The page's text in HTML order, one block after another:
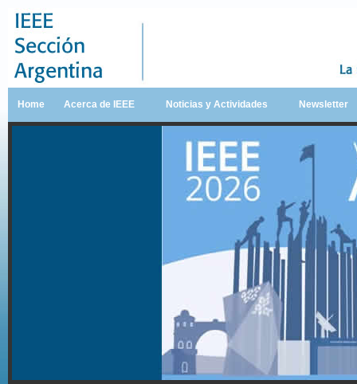
Home Acerca de IEEE Noticias y Actividades Newsletter